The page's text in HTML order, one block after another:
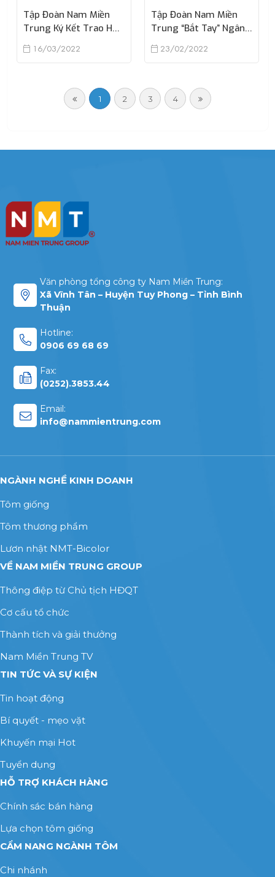
Tập Đoàn Nam Miền
Trung Ký Kết Trao Học
Bổng Với Trường Đại
Học Khoa Học Xã Hội
16/03/2022
Tập Đoàn Nam Miền
Trung “bắt Tay” Ngân
Hàng Nam Á Phát
Triển Chuỗi Giá Trị
23/02/2022
1 2 3 4
Văn phòng tổng công ty Nam Miền Trung:
Xã Vĩnh Tân – Huyện Tuy Phong – Tỉnh Bình
Thuận
Hotline:
0906 69 68 69
Fax:
(0252).3853.44
Email:
info@nammientrung.com
NGÀNH NGHỀ KINH DOANH
Tôm giống
Tôm thương phẩm
Lươn nhật NMT-Bicolor
VỀ NAM MIỀN TRUNG GROUP
Thông điệp từ Chủ tịch HĐQT
Cơ cấu tổ chức
Thành tích và giải thưởng
Nam Miền Trung TV
TIN TỨC VÀ SỰ KIỆN
Tin hoạt động
Bí quyết - mẹo vặt
Khuyến mại Hot
Tuyển dụng
HỖ TRỢ KHÁCH HÀNG
Chính sác bán hàng
Lựa chọn tôm giống
CẨM NANG NGÀNH TÔM
Chi nhánh